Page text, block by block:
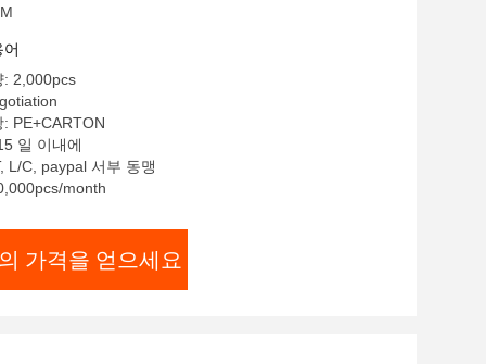
: 2,000pcs
PE+CARTON
일 이내에
L/C, paypal 서부 동맹
month
가격을 얻으세요